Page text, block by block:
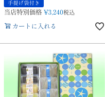
手提げ袋付き
当店特別価格 ¥3,240税込
カートに入れる